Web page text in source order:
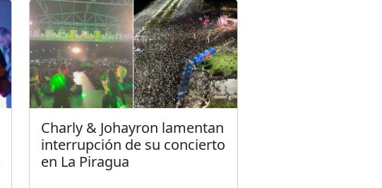
Charly & Johayron lamentan
interrupción de su concierto
en La Piragua